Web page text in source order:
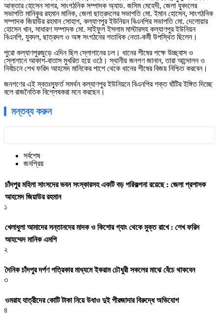
আক্তার হোসেন সাগর, সাংগঠনিক সম্পাদক অ্যাড. জসিম মেহেদী, জেলা যুবদলের
সভাপতি মানিকুর রহমান মানিক, জেলা ছাত্রদলের সভাপতি মো. ইমান হোসেন, সাংগঠনিক
সম্পাদক জিয়াউর রহমান সোহাগ, কল্যাণপুর ইউনিয়ন বিএনপির সভাপতি মো. দেলোয়ার
হোসেন খান, সাধারণ সম্পাদক মো. সাইফুল ইসলাম মাস্টারসহ কল্যাণপুর ইউনিয়ন
বিএনপি, যুবদল, ছাত্রদল ও অঙ্গ সংগঠনের শতাধিক নেতা-কর্মী উপস্থিত ছিলেন।
পুরো কল্যাণপুরজুড়ে এদিন ছিল স্লোগানের ঢল। ধানের শীষের পক্ষে উচ্ছ্বাস ও
স্লোগানে আকাশ-বাতাস মুখরিত হয়ে ওঠে। স্থানীয় জনগণ জানান, তারা আন্দোলন ও
নির্বাচনে শেখ ফরিদ আহমেদ মানিকের পাশে থেকে ধানের শীষের বিজয় নিশ্চিত করবেন।
জনগণের এই স্বতঃস্ফূর্ত সমর্থন কল্যাণপুর ইউনিয়নে বিএনপির শক্ত ঘাঁটির ইঙ্গিত দিচ্ছে
বলে রাজনৈতিক বিশ্লেষকরা মনে করছেন।
মন্তব্য করুন
সর্বশেষ
জনপ্রিয়
চাঁদপুর মহিলা সাংসদের ভবন সংস্কারসহ একটি বড় পরিকল্পনা রয়েছে : জেলা প্রশাসক
আহমেদ জিয়াউর রহমান
১
খেলাধুলা আমাদের সন্তানদের মাদক ও কিশোর গ্যাং থেকে মুক্ত রাখে : শেখ ফরিদ
আহম্মেদ মানিক এমপি
২
দৈনিক চাঁদপুর দর্পণ পত্রিকার মাধ্যমে ইকরাম চৌধুরী সকলের মাঝে বেঁচে থাকবেন
৩
ওমরাহ যাত্রীদের কোটি টাকা নিয়ে উধাও দুই পীরজাদার বিরুদ্ধে অভিযোগ
৪